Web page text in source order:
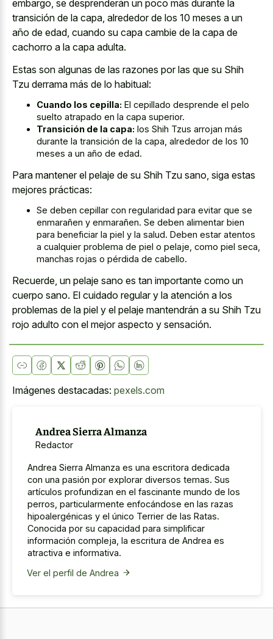
embargo, se desprenderán un poco más durante la
transición de la capa, alrededor de los 10 meses a un
año de edad, cuando su capa cambie de la capa de
cachorro a la capa adulta.
Estas son algunas de las razones por las que su Shih
Tzu derrama más de lo habitual:
Cuando los cepilla: El cepillado desprende el pelo
suelto atrapado en la capa superior.
Transición de la capa: los Shih Tzus arrojan más
durante la transición de la capa, alrededor de los 10
meses a un año de edad.
Para mantener el pelaje de su Shih Tzu sano, siga estas
mejores prácticas:
Se deben cepillar con regularidad para evitar que se
enmarañen y enmarañen. Se deben alimentar bien
para beneficiar la piel y la salud. Deben estar atentos
a cualquier problema de piel o pelaje, como piel seca,
manchas rojas o pérdida de cabello.
Recuerde, un pelaje sano es tan importante como un
cuerpo sano. El cuidado regular y la atención a los
problemas de la piel y el pelaje mantendrán a su Shih Tzu
rojo adulto con el mejor aspecto y sensación.
Imágenes destacadas: pexels.com
Andrea Sierra Almanza
Redactor
Andrea Sierra Almanza es una escritora dedicada
con una pasión por explorar diversos temas. Sus
artículos profundizan en el fascinante mundo de los
perros, particularmente enfocándose en las razas
hipoalergénicas y el único Terrier de las Ratas.
Conocida por su capacidad para simplificar
información compleja, la escritura de Andrea es
atractiva e informativa.
Ver el perfil de Andrea